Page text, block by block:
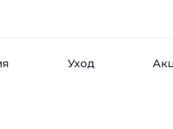
Уход